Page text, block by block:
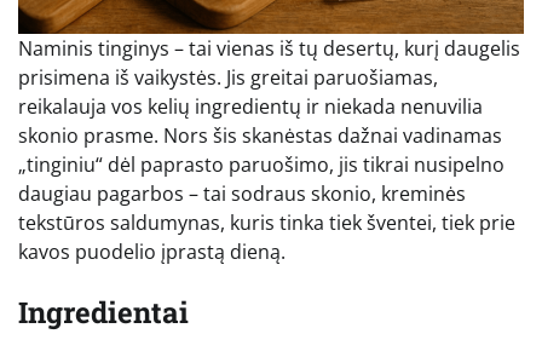
Naminis tinginys – tai vienas iš tų desertų, kurį daugelis
prisimena iš vaikystės. Jis greitai paruošiamas,
reikalauja vos kelių ingredientų ir niekada nenuvilia
skonio prasme. Nors šis skanėstas dažnai vadinamas
„tinginiu“ dėl paprasto paruošimo, jis tikrai nusipelno
daugiau pagarbos – tai sodraus skonio, kreminės
tekstūros saldumynas, kuris tinka tiek šventei, tiek prie
kavos puodelio įprastą dieną.
Ingredientai